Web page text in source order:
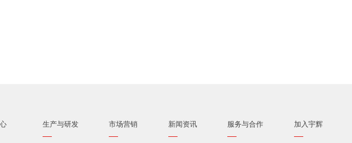
生产与研发 市场营销 新闻资讯 服务与合作 加入宇辉